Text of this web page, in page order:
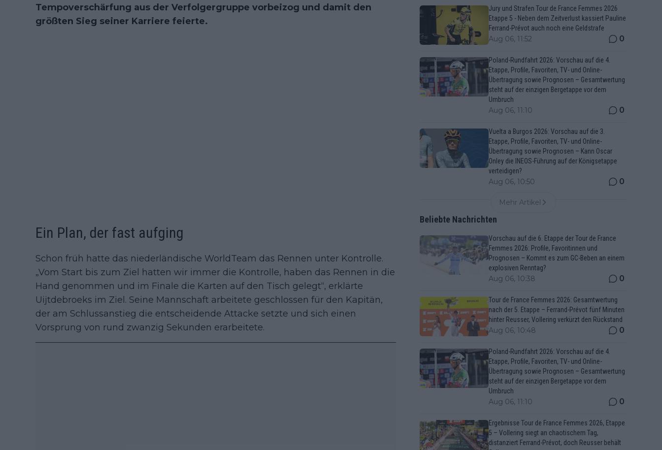
Tempoverschärfung aus der Verfolgergruppe vorbeizog und damit den
größten Sieg seiner Karriere feierte.
Ein Plan, der fast aufging
Schon früh hatte das niederländische WorldTeam das Rennen unter Kontrolle.
„Vom Start bis zum Ziel hatten wir immer die Kontrolle, haben das Rennen in die
Hand genommen und im Finale die Karten auf den Tisch gelegt“, erklärte
Uijtdebroeks im Ziel. Seine Mannschaft arbeitete geschlossen für den Kapitän,
der am Schlussanstieg die entscheidende Attacke setzte und sich einen
Vorsprung von rund zwanzig Sekunden erarbeitete.
Jury und Strafen Tour de France Femmes 2026
Etappe 5 - Neben dem Zeitverlust kassiert Pauline
Ferrand-Prévot auch noch eine Geldstrafe
Aug 06, 11:52 0
Poland-Rundfahrt 2026: Vorschau auf die 4.
Etappe, Profile, Favoriten, TV- und Online-
Übertragung sowie Prognosen – Gesamtwertung
steht auf der einzigen Bergetappe vor dem
Umbruch
Aug 06, 11:10 0
Vuelta a Burgos 2026: Vorschau auf die 3.
Etappe, Profile, Favoriten, TV- und Online-
Übertragung sowie Prognosen – Kann Oscar
Onley die INEOS-Führung auf der Königsetappe
verteidigen?
Aug 06, 10:50 0
Mehr Artikel
Beliebte Nachrichten
Vorschau auf die 6. Etappe der Tour de France
Femmes 2026: Profile, Favoritinnen und
Prognosen – Kommt es zum GC-Beben an einem
explosiven Renntag?
Aug 06, 10:38 0
Tour de France Femmes 2026: Gesamtwertung
nach der 5. Etappe – Ferrand-Prévot fünf Minuten
hinter Reusser, Vollering verkürzt den Rückstand
Aug 06, 10:48 0
Poland-Rundfahrt 2026: Vorschau auf die 4.
Etappe, Profile, Favoriten, TV- und Online-
Übertragung sowie Prognosen – Gesamtwertung
steht auf der einzigen Bergetappe vor dem
Umbruch
Aug 06, 11:10 0
Ergebnisse Tour de France Femmes 2026, Etappe
5 – Vollering siegt an chaotischem Tag,
distanziert Ferrand-Prévot, doch Reusser behält